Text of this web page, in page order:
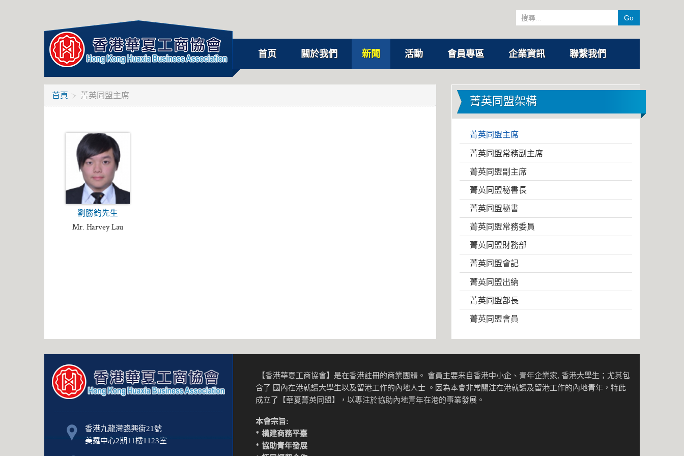
Go
首页 關於我們 新聞 活動 會員專區 企業資訊 聯繫我們
首頁 菁英同盟主席
劉勝鈞先生
Mr. Harvey Lau
菁英同盟架構
菁英同盟主席
菁英同盟常務副主席
菁英同盟副主席
菁英同盟秘書長
菁英同盟秘書
菁英同盟常務委員
菁英同盟財務部
菁英同盟會記
菁英同盟出納
菁英同盟部長
菁英同盟會員
香港九龍灣臨興街21號
美羅中心2期11樓1123室
【香港華夏工商協會】是在香港註冊的商業團體。 會員主要来自香港中小企、青年企業家, 香港大學生；尤其包
含了 國內在港就讀大學生以及留港工作的內地人士 。因為本會非常關注在港就讀及留港工作的內地青年，特此
成立了【華夏菁英同盟】，以專注於協助內地青年在港的事業發展。
本會宗旨:
* 構建商務平臺
* 協助青年發展